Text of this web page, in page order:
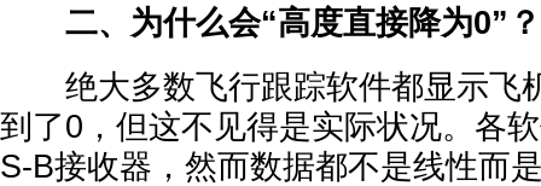
二、为什么会“高度直接降为0”？
绝大多数飞行跟踪软件都显示飞
到了0，但这不见得是实际状况。各
S-B接收器，然而数据都不是线性而